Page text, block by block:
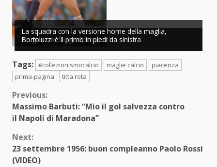
Un giovane Diego Bortoluzzi
La squadra con la versione home della maglia,
Bortoluzzi è il primo in piedi da sinistra
Tags: #collezionismocalcio maglie calcio
piacenza
prima-pagina
titta rota
Continue
Reading
Previous:
Massimo Barbuti: “Mio il gol salvezza contro
il Napoli di Maradona”
Next:
23 settembre 1956: buon compleanno Paolo Rossi
(VIDEO)